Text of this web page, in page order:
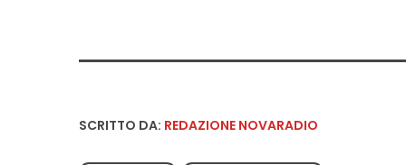
SCRITTO DA: REDAZIONE NOVARADIO